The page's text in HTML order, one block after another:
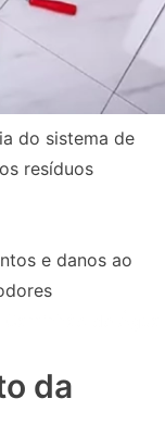
do sistema de
resíduos
e danos ao
da